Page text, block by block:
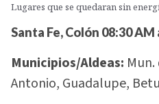
Lugares que se quedaran sin
Santa Fe, Colón 08:30 AM
Municipios/Aldeas: Mun.
Antonio, Guadalupe,